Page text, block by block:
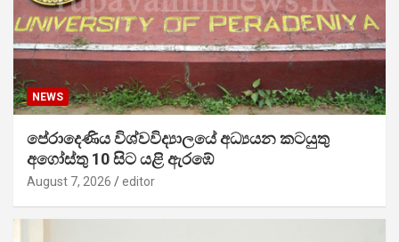
NEWS
පේරාදෙණිය විශ්වවිද්‍යාලයේ අධ්‍යයන කටයුතු
අගෝස්තු 10 සිට යළි ඇරඹේ
August 7, 2026 editor